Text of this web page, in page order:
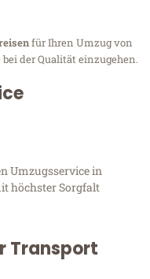
für Ihren Umzug von
der Qualität einzugehen.
Umzugsservice in
höchster Sorgfalt
Transport